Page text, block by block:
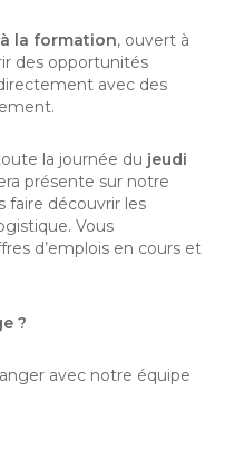
la formation, ouvert à
des opportunités
avec des
la journée du jeudi
présente sur notre
faire découvrir les
Vous
d’emplois en cours et
?
avec notre équipe